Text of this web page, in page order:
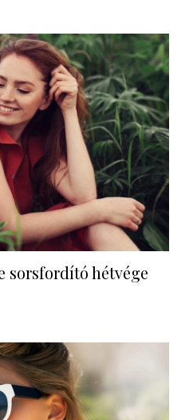
sorsfordító hétvége